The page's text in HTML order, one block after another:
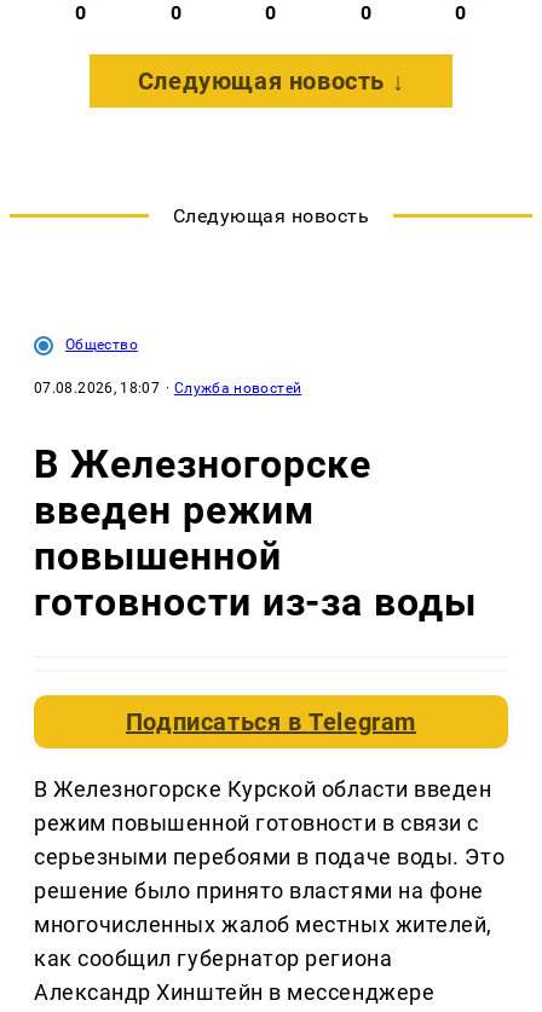
0 0 0 0 0
Следующая новость ↓
Следующая новость
Общество
07.08.2026, 18:07 · Служба новостей
В Железногорске
введен режим
повышенной
готовности из-за воды
Подписаться вTelegram
В Железногорске Курской области введен
режим повышенной готовности в связи с
серьезными перебоями в подаче воды. Это
решение было принято властями на фоне
многочисленных жалоб местных жителей,
как сообщил губернатор региона
Александр Хинштейн в мессенджере